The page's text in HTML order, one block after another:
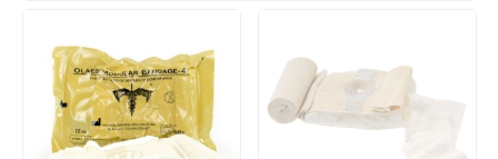
Ewakuacje i unieruchomienia
Policja